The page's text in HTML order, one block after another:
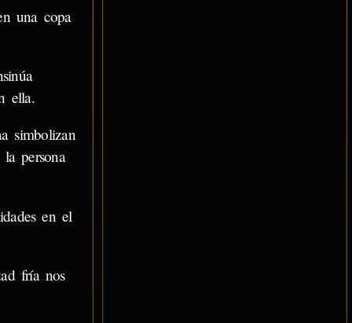
una copa
ella.
simbolizan
persona
en el
fría nos